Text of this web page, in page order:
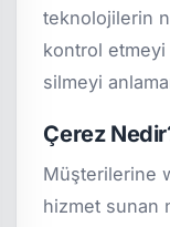
teknolojilerin
kontrol
silmeyi
Çerez
Müşterilerine
hizmet sunan